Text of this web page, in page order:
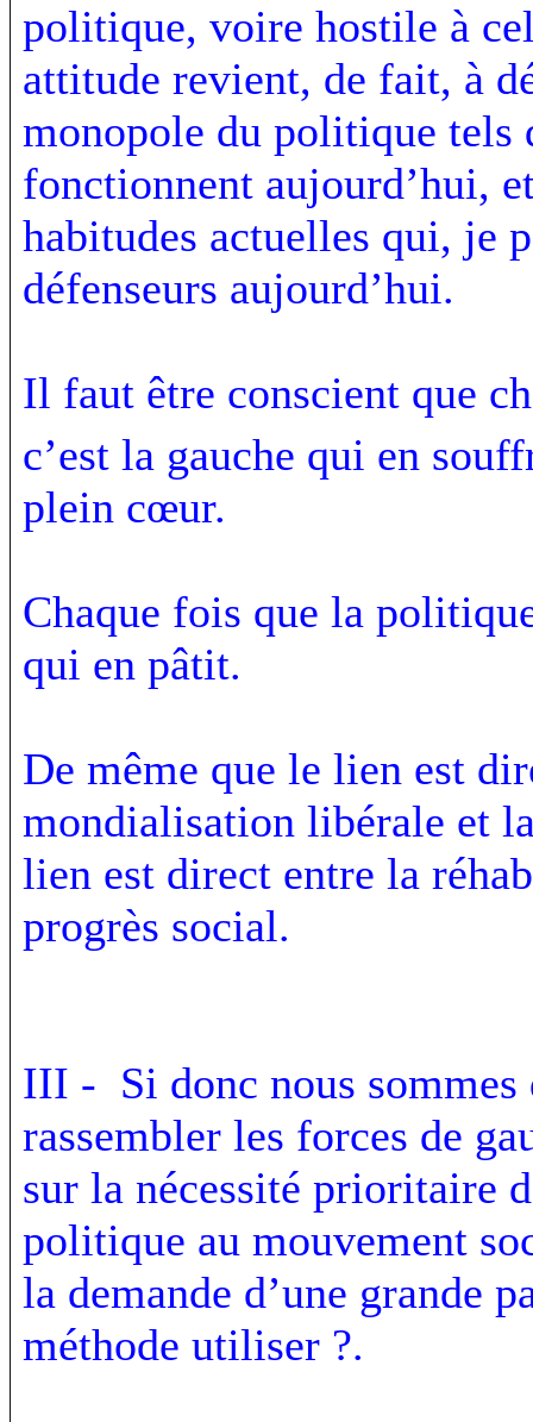
politique, voire hostile à
attitude revient, de fait, à
monopole du politique tels
fonctionnent aujourd’hui,
habitudes actuelles qui, je
défenseurs aujourd’hui.
Il faut être conscient que
c’est la gauche qui en
plein cœur.
Chaque fois que la
qui en pâtit.
De même que le lien est
mondialisation libérale et
lien est direct entre la
progrès social.
III - Si donc nous sommes
rassembler les forces de
sur la nécessité prioritaire
politique au mouvement
la demande d’une grande
méthode utiliser ?.